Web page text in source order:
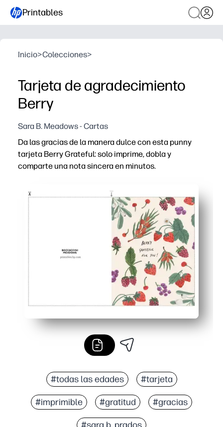
Printables
Inicio>Colecciones>
Tarjeta de agradecimiento
Berry
Sara B. Meadows - Cartas
Da las gracias de la manera dulce con esta punny
tarjeta Berry Grateful: solo imprime, dobla y
comparte una nota sincera en minutos.
Comodidad de preparación cero: imprima en casa,
Compromiso aprobado por los niños: el divertido arte
Versátil para cualquier ocasión: ideal para profesores,
Fácil de personalizar: mucho espacio en el interior
#todas las edades #tarjeta
#imprimible #gratitud #gracias